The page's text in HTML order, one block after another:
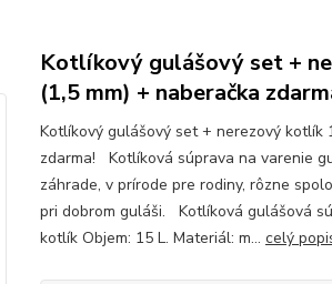
Kotlíkový gulášový set +
(1,5 mm) + naberačka
Kotlíkový gulášový set + nerezový kotlík
zdarma! Kotlíková súprava na varenie
záhrade, v prírode pre rodiny, rôzne
pri dobrom guláši. Kotlíková gulášová
kotlík Objem: 15 L. Materiál: m... celý